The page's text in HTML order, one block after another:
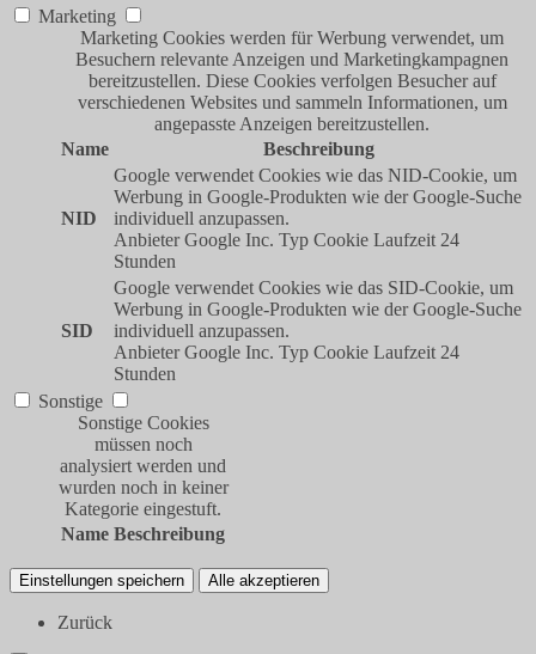
Marketing
Marketing Cookies werden für Werbung verwendet, um
Besuchern relevante Anzeigen und Marketingkampagnen
bereitzustellen. Diese Cookies verfolgen Besucher auf
verschiedenen Websites und sammeln Informationen, um
angepasste Anzeigen bereitzustellen.
Name
Beschreibung
NID
Google verwendet Cookies wie das NID-Cookie, um
Werbung in Google-Produkten wie der Google-Suche
individuell anzupassen.
Anbieter Google Inc. Typ Cookie Laufzeit 24
Stunden
SID
Google verwendet Cookies wie das SID-Cookie, um
Werbung in Google-Produkten wie der Google-Suche
individuell anzupassen.
Anbieter Google Inc. Typ Cookie Laufzeit 24
Stunden
Sonstige
Sonstige Cookies
müssen noch
analysiert werden und
wurden noch in keiner
Kategorie eingestuft.
Name Beschreibung
Einstellungen speichern Alle akzeptieren
Zurück